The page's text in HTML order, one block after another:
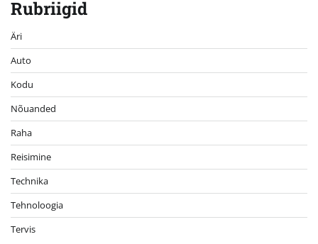
Rubriigid
Äri
Auto
Kodu
Nõuanded
Raha
Reisimine
Technika
Tehnoloogia
Tervis